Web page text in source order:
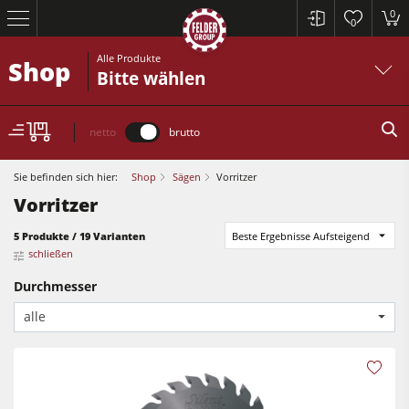
0
0
Kreissägen und Formatkreissägen
Hobelmaschinen
Kombimaschinen
Shop Alle Produkte
Bitte wählen
netto brutto
Sie befinden sich hier: Shop Sägen Vorritzer
Vorritzer
5 Produkte / 19 Varianten
Beste Ergebnisse Aufsteigend
schließen
Durchmesser
alle